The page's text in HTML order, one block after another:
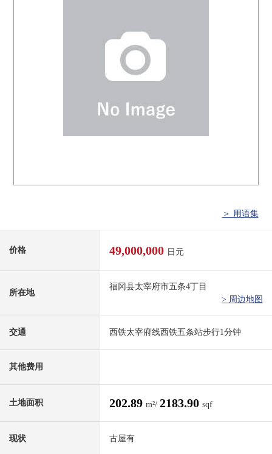
＞ 用语集
价格 49,000,000 日元
所在地
福冈县太宰府市五条4丁目
> 周边地图
交通 西铁太宰府线西铁五条站步行1分钟
其他费用
土地面积 202.89 m²/ 2183.90 sqf
现状 古屋有